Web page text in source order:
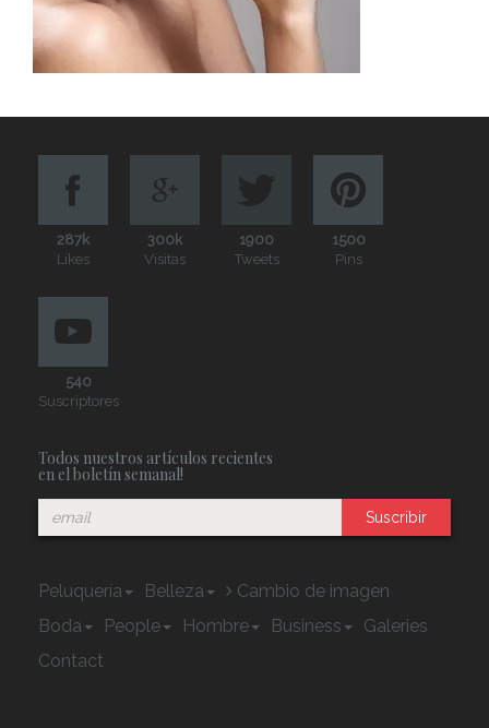
287k
Likes
300k
Visitas
1900
Tweets
1500
Pins
540
Suscriptores
Todos nuestros artículos recientes
en el boletín semanal!
Suscribir
Peluquería Belleza
Cambio de imagen
Boda
People Hombre Business
Galeries
Contact